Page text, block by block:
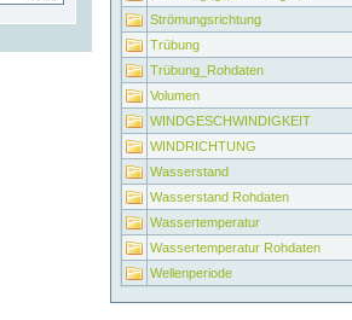
Strömungsrichtung
Trübung
Trübung_Rohdaten
Volumen
WINDGESCHWINDIGKEIT
WINDRICHTUNG
Wasserstand
Wasserstand Rohdaten
Wassertemperatur
Wassertemperatur Rohdaten
Wellenperiode